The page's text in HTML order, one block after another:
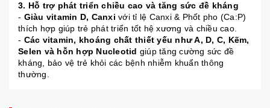
3. Hỗ trợ phát triển chiều cao và tăng sức đề kháng
- Giàu vitamin D, Canxi với tỉ lệ Canxi & Phốt pho (Ca:P)
thích hợp giúp trẻ phát triển tốt hệ xương và chiều cao.
- Các vitamin, khoáng chất thiết yếu như A, D, C, Kẽm,
Selen và hỗn hợp Nucleotid giúp tăng cường sức đề
kháng, bảo vệ trẻ khỏi các bệnh nhiễm khuẩn thông
thường.